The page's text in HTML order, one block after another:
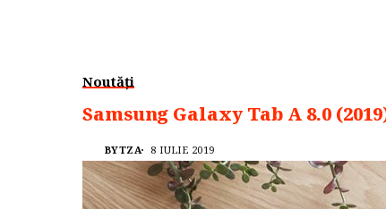
Noutăți
Samsung Galaxy Tab A 8.0
BYTZA 8 IULIE 2019